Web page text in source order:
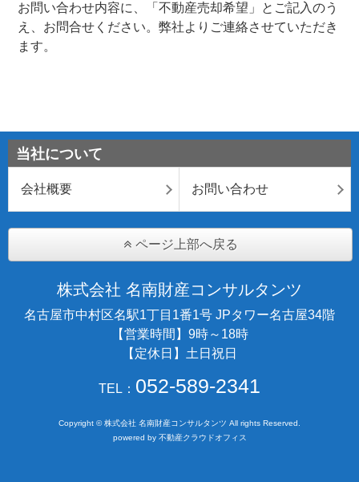
お問い合わせ内容に、「不動産売却希望」とご記入のう
え、お問合せください。弊社よりご連絡させていただき
ます。
当社について
会社概要 お問い合わせ
ページ上部へ戻る
株式会社 名南財産コンサルタンツ
名古屋市中村区名駅1丁目1番1号 JPタワー名古屋34階
【営業時間】9時～18時
【定休日】土日祝日
TEL： 052-589-2341
Copyright © 株式会社 名南財産コンサルタンツ All rights Reserved.
powered by 不動産クラウドオフィス